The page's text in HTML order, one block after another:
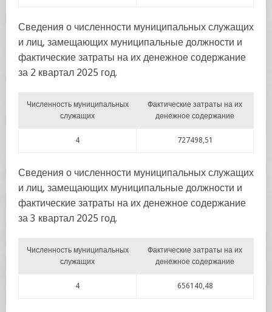
Сведения о численности муниципальных служащих
и лиц, замещающих муниципальные должности и
фактические затраты на их денежное содержание
за 2 квартал 2025 год.
Численность муниципальных
служащих
Фактические затраты на их
денежное содержание
4 727498,51
Сведения о численности муниципальных служащих
и лиц, замещающих муниципальные должности и
фактические затраты на их денежное содержание
за 3 квартал 2025 год.
Численность муниципальных
служащих
Фактические затраты на их
денежное содержание
4 656140,48